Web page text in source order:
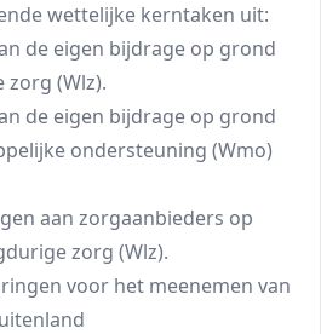
wettelijke kerntaken uit:
de eigen bijdrage op grond
zorg (Wlz).
de eigen bijdrage op grond
ondersteuning (Wmo)
aan zorgaanbieders op
zorg (Wlz).
voor het meenemen van